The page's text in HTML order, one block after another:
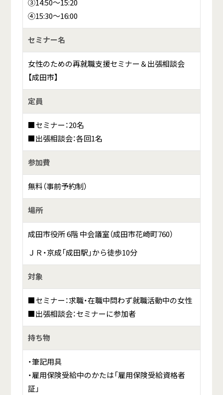
③14:50～15:20
④15:30～16:00
セミナー名
女性のための再就職支援セミナー＆出張相談会
【成田市】
定員
■セミナー：20名
■出張相談会：各回1名
参加費
無料（事前予約制）
場所
成田市役所 6階 中会議室（成田市花崎町760）
ＪＲ・京成「成田駅」から徒歩10分
対象
■セミナー：求職・在職中問わず就職活動中の女性
■出張相談会：セミナーに参加者
持ち物
・筆記用具
・雇用保険受給中のかたは「雇用保険受給資格者
証」